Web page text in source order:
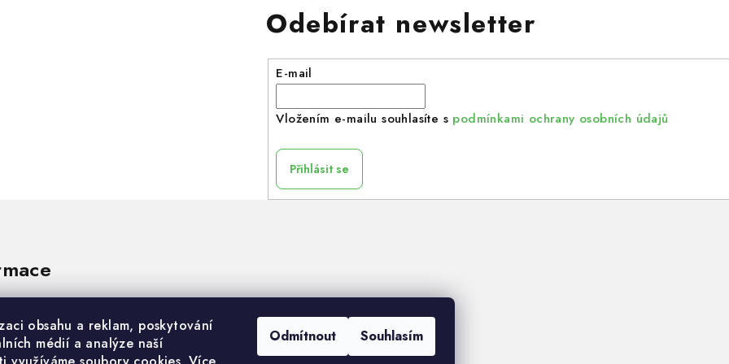
obsahu a reklam, poskytování
médií a analýze naší
Odmítnout Souhlasím
Odebírat newsletter
E-mail
Vložením e-mailu souhlasíte s podmínkami ochrany osobních údajů
Přihlásit se